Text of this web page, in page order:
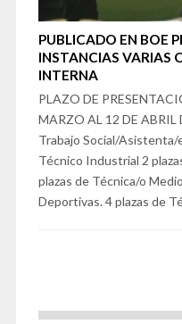
PUBLICADO EN BOE
INSTANCIAS VARIAS
INTERNA
PLAZO DE
MARZO AL 12 DE ABRIL
Trabajo Social/Asistenta/
Técnico Industrial 2
plazas de Técnica/o
Deportivas. 4 plazas de